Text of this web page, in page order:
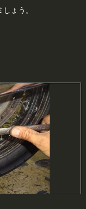
ょう。